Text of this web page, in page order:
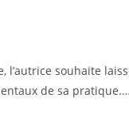
souhaite
de sa pratique.…